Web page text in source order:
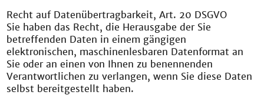
Recht auf Datenübertragbarkeit, Art. 20 DSGVO
Sie haben das Recht, die Herausgabe der Sie
betreffenden Daten in einem gängigen
elektronischen, maschinenlesbaren Datenformat an
Sie oder an einen von Ihnen zu benennenden
Verantwortlichen zu verlangen, wenn Sie diese Daten
selbst bereitgestellt haben.